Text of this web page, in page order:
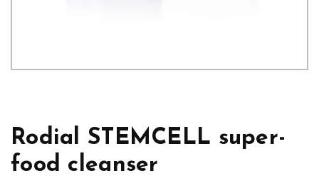
Rodial STEMCELL super-
food cleanser